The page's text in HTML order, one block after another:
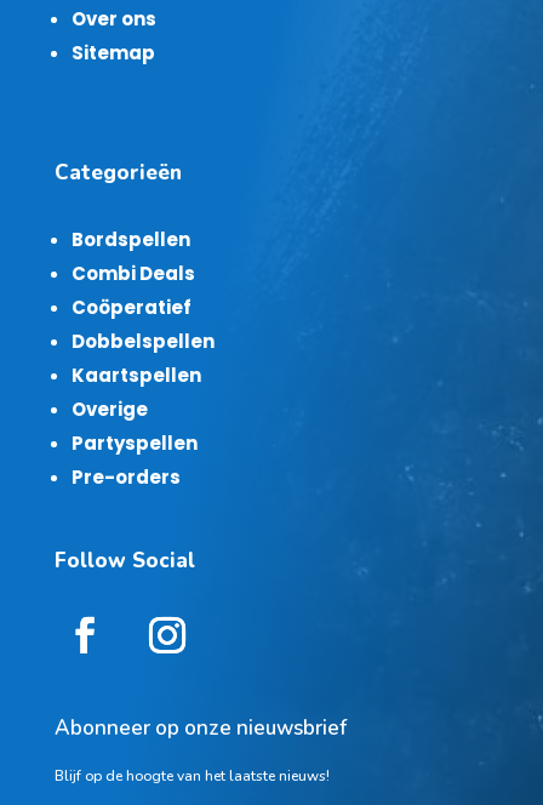
Over ons
Sitemap
Categorieën
Bordspellen
Combi Deals
Coöperatief
Dobbelspellen
Kaartspellen
Overige
Partyspellen
Pre-orders
Follow Social
Abonneer op onze nieuwsbrief
Blijf op de hoogte van het laatste nieuws!